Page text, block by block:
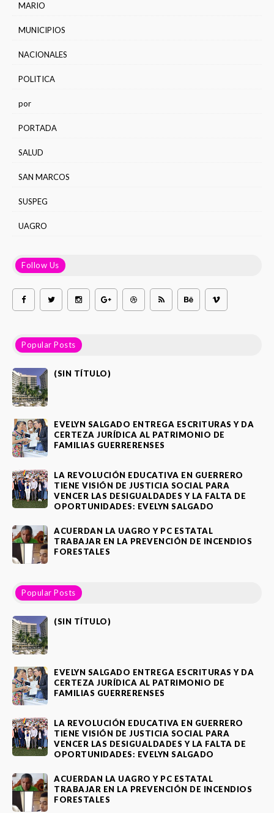
MARIO
MUNICIPIOS
NACIONALES
POLITICA
por
PORTADA
SALUD
SAN MARCOS
SUSPEG
UAGRO
Follow Us
Popular Posts
(SIN TÍTULO)
EVELYN SALGADO ENTREGA ESCRITURAS Y DA
CERTEZA JURÍDICA AL PATRIMONIO DE
FAMILIAS GUERRERENSES
LA REVOLUCIÓN EDUCATIVA EN GUERRERO
TIENE VISIÓN DE JUSTICIA SOCIAL PARA
VENCER LAS DESIGUALDADES Y LA FALTA DE
OPORTUNIDADES: EVELYN SALGADO
ACUERDAN LA UAGRO Y PC ESTATAL
TRABAJAR EN LA PREVENCIÓN DE INCENDIOS
FORESTALES
Popular Posts
(SIN TÍTULO)
EVELYN SALGADO ENTREGA ESCRITURAS Y DA
CERTEZA JURÍDICA AL PATRIMONIO DE
FAMILIAS GUERRERENSES
LA REVOLUCIÓN EDUCATIVA EN GUERRERO
TIENE VISIÓN DE JUSTICIA SOCIAL PARA
VENCER LAS DESIGUALDADES Y LA FALTA DE
OPORTUNIDADES: EVELYN SALGADO
ACUERDAN LA UAGRO Y PC ESTATAL
TRABAJAR EN LA PREVENCIÓN DE INCENDIOS
FORESTALES